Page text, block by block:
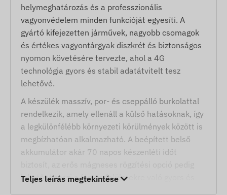
helymeghatározás és a professzionális
vagyonvédelem minden funkcióját egyesíti. A
gyártó kifejezetten járművek, nagyobb csomagok
és értékes vagyontárgyak diszkrét és biztonságos
nyomon követésére tervezte, ahol a 4G
technológia gyors és stabil adatátvitelt tesz
lehetővé.
A készülék masszív, por- és cseppálló burkolattal
rendelkezik, amely ellenáll a külső hatásoknak, így
a legkülönfélébb környezeti körülmények között is
megbízhatóan alkalmazható. A beépített belső
akkumulátor akár 70 napos készenléti időt
lehetővé teszi a fémes felületekre való gyors és
Teljes leírás megtekintése